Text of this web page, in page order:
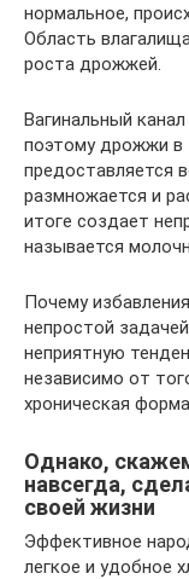
нормальное,
Область
роста дрожжей.
Вагинальный
поэтому дрожжи в
предоставляется
размножается и
итоге создает
называется
Почему
непростой
неприятную
независимо от
хроническая
Однако,
навсегда,
своей жизни
Эффективное
легкое и удобное